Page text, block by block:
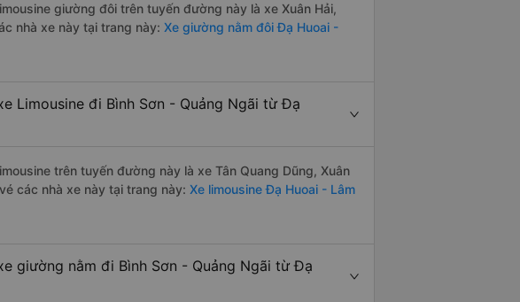
giường đôi trên tuyến đường này là xe Xuân Hải,
nhà xe này tại trang này: Xe giường nằm đôi Đạ Huoai -
Limousine đi Bình Sơn - Quảng Ngãi từ Đạ
trên tuyến đường này là xe Tân Quang Dũng, Xuân
các nhà xe này tại trang này: Xe limousine Đạ Huoai - Lâm
giường nằm đi Bình Sơn - Quảng Ngãi từ Đạ